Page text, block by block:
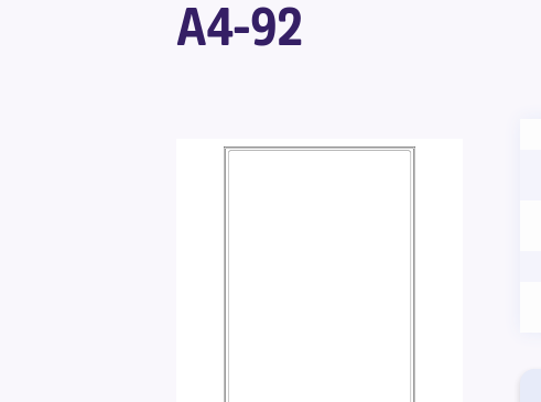
A4-92